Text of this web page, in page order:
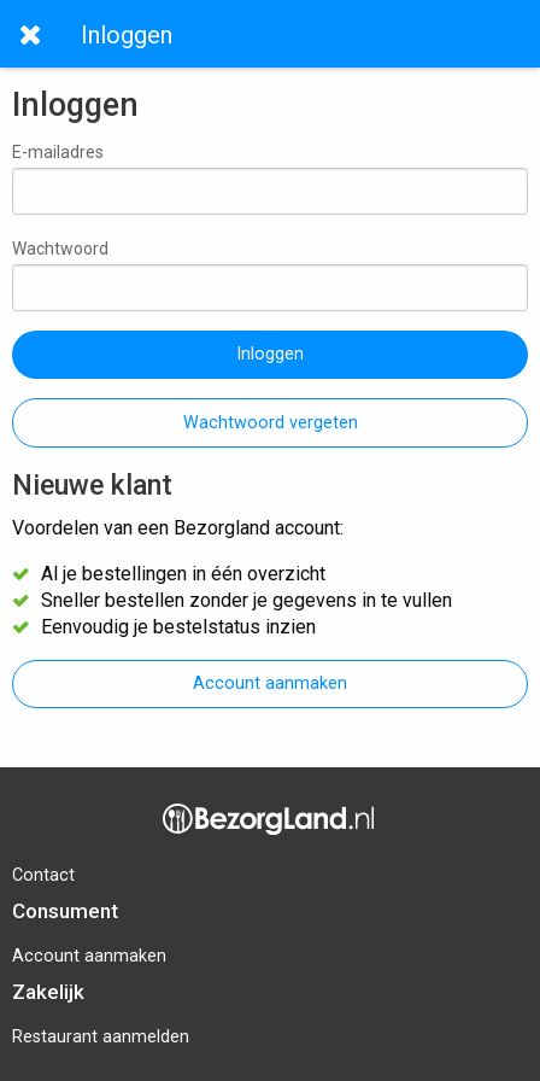
Inloggen
Inloggen
E-mailadres
Wachtwoord
Inloggen
Wachtwoord vergeten
Nieuwe klant
Voordelen van een Bezorgland account:
Al je bestellingen in één overzicht
Sneller bestellen zonder je gegevens in te vullen
Eenvoudig je bestelstatus inzien
Account aanmaken
Contact
Consument
Account aanmaken
Zakelijk
Restaurant aanmelden